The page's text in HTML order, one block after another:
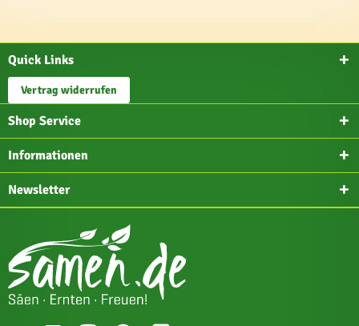
Quick Links
Vertrag widerrufen
Shop Service
Informationen
Newsletter